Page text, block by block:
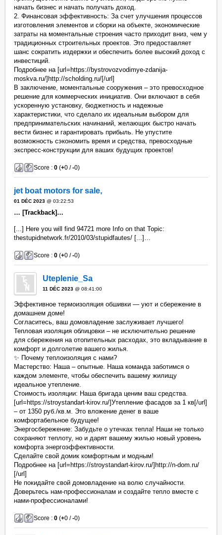
начать бизнес и начать получать доход.
2. Финансовая эффективность: За счет улучшения процессов
изготовления элементов и сборки на объекте, экономические
затраты на моментальные строения часто приходит вниз, чем у
традиционных строительных проектов. Это предоставляет
шанс сократить издержки и обеспечить более высокий доход с
инвестиций.
Подробнее на [url=https://bystrovozvodimye-zdanija-
moskva.ru/]http://scholding.ru/[/url]
В заключение, моментальные сооружения – это превосходное
решение для коммерческих инициатив. Они включают в себя
ускоренную установку, бюджетность и надежные
характеристики, что сделало их идеальным выбором для
предпринимательских начинаний, желающих быстро начать
вести бизнес и гарантировать прибыль. Не упустите
возможность сэкономить время и средства, превосходные
экспресс-конструкции для ваших будущих проектов!
Score :0 (+0 /-0)
jet boat motors for sale,
01 DÉC 2023 @ 03:22:53
… [Trackback]…
[...] Here you will find 94721 more Info on that Topic:
thestupidnetwork.fr/2010/03/stupidfautes/ [...]…
Score :0 (+0 /-0)
Uteplenie_Sa
11 DÉC 2023 @ 08:41:00
Эффективное термоизоляция обшивки — уют и сбережение в
домашнем доме!
Согласитесь, ваш домовладение заслуживает лучшего!
Тепловая изоляция облицовки – не исключительно решение
для сбережения на отопительных расходах, это вкладывание в
комфорт и долголетие вашего жилья.
✨ Почему теплоизоляция с нами?
Мастерство: Наша – опытные. Наша команда заботимся о
каждом элементе, чтобы обеспечить вашему жилищу
идеальное утепление.
Стоимость изоляции: Наша бригада ценим ваш средства.
[url=https://stroystandart-kirov.ru/]Утепление фасадов за 1 кв[/url]
– от 1350 руб./кв.м. Это вложение денег в ваше
комфортабельное будущее!
Энергосбережение: Забудьте о утечках тепла! Наши не только
сохраняют теплоту, но и дарят вашему жилью новый уровень
комфорта энергоэффективности.
Сделайте свой домик комфортным и модным!
Подробнее на [url=https://stroystandart-kirov.ru/]http://n-dom.ru/
[/url]
Не покидайте свой домовладение на волю случайности.
Доверьтесь нам-профессионалам и создайте тепло вместе с
нами-профессионалами!
Score :0 (+0 /-0)